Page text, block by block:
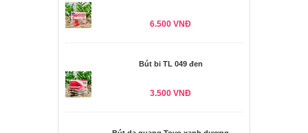
6.500 VNĐ
Bút bi TL 049 đen
3.500 VNĐ